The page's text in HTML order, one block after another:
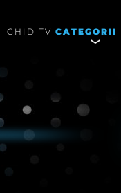
GHID TV CATEGORII